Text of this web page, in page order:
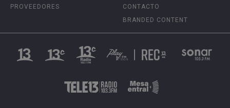
PROVEEDORES
CONTACTO
BRANDED CONTENT